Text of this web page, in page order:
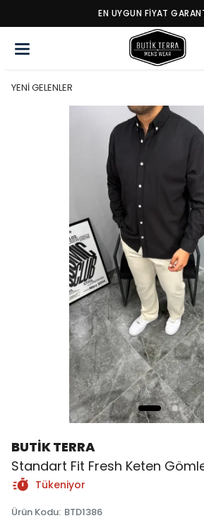
EN UYGUN FİYAT
YENİ GELENLER
BUTİK TERRA
Standart Fit Fresh Keten
Tükeniyor
Ürün Kodu: BTD1386